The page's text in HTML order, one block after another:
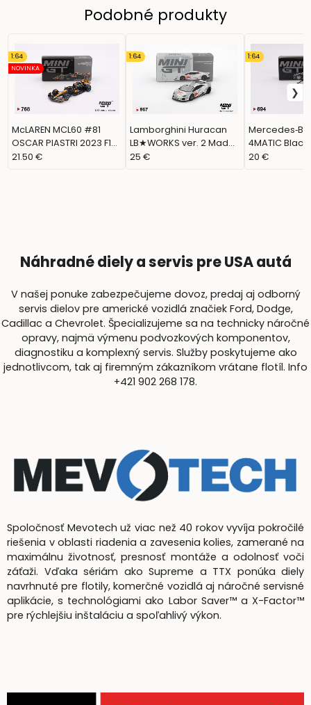
Podobné produkty
McLAREN MCL60 #81
OSCAR PIASTRI 2023 F1
JAPANESE GP 3RD PLACE
1:64
NOVINKA
21.50 €
Lamborghini Huracan
LB★WORKS ver. 2 Mad
Mike NIMBUL (MINI-GT,
1:64
25 €
4MATIC Black
MGT00694)
1:64
20 €
Náhradné diely a servis pre USA autá
V našej ponuke zabezpečujeme dovoz, predaj aj odborný
servis dielov pre americké vozidlá značiek Ford, Dodge,
Cadillac a Chevrolet. Špecializujeme sa na technicky náročné
opravy, najmä výmenu podvozkových komponentov,
diagnostiku a komplexný servis. Služby poskytujeme ako
jednotlivcom, tak aj firemným zákazníkom vrátane flotíl. Info
+421 902 268 178.
Spoločnosť Mevotech už viac než 40 rokov vyvíja pokročilé
riešenia v oblasti riadenia a zavesenia kolies, zamerané na
maximálnu životnosť, presnosť montáže a odolnosť voči
záťaži. Vďaka sériám ako Supreme a TTX ponúka diely
navrhnuté pre flotily, komerčné vozidlá aj náročné servisné
aplikácie, s technológiami ako Labor Saver™ a X-Factor™
pre rýchlejšiu inštaláciu a spoľahlivý výkon.